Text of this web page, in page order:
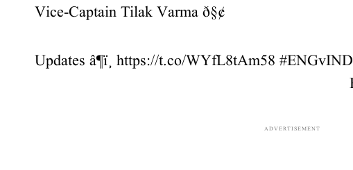
Vice-Captain Tilak Varma ð§¢
Updates â¶ï¸ https://t.co/WYfL8tAm58 #ENGvIND
ADVERTISEMENT